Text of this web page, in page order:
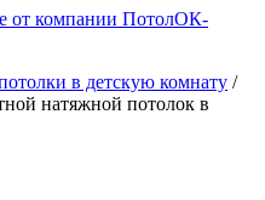
в детскую комнату /
натяжной потолок в